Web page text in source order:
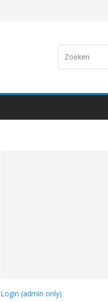
Login (admin only)